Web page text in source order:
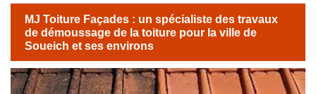
MJ Toiture Façades : un spécialiste des travaux
de démoussage de la toiture pour la ville de
Soueich et ses environs